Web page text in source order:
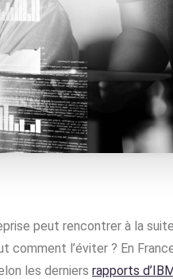
peut rencontrer à la
l’éviter ? En
les derniers rapports